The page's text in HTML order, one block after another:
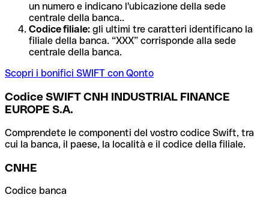
un numero e indicano l'ubicazione della sede
centrale della banca..
Codice filiale: gli ultimi tre caratteri identificano la
filiale della banca. “XXX” corrisponde alla sede
centrale della banca.
Scopri i bonifici SWIFT con Qonto
Codice SWIFT CNH INDUSTRIAL FINANCE
EUROPE S.A.
Comprendete le componenti del vostro codice Swift, tra
cui la banca, il paese, la località e il codice della filiale.
CNHE
Codice banca